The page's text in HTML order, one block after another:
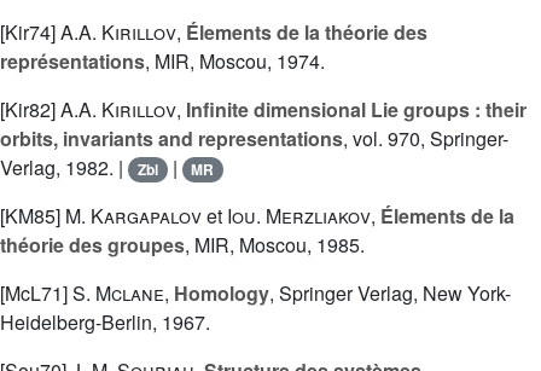
[Kir74]A.A. Kirillov, Élements de la théorie des
représentations, MIR, Moscou, 1974.
[Kir82]A.A. Kirillov, Infinite dimensional Lie groups : their
orbits, invariants and representations, vol. 970, Springer-
Verlag, 1982. |
Zbl | MR
[KM85] M. Kargapalovet Iou. Merzliakov, Élements de la
théorie des groupes, MIR, Moscou, 1985.
[McL71]S. Mclane, Homology, Springer Verlag, New York-
Heidelberg-Berlin, 1967.